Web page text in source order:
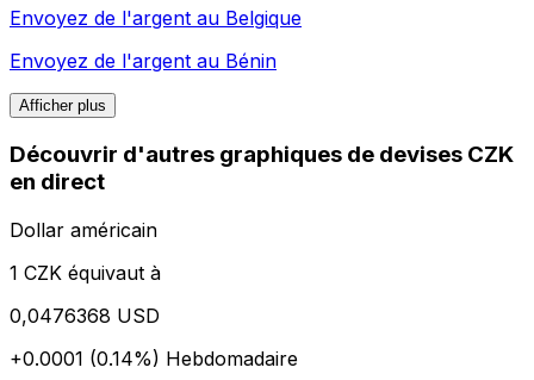
Envoyez de l'argent au Belgique
Envoyez de l'argent au Bénin
Afficher plus
Découvrir d'autres graphiques de devises CZK
en direct
Dollar américain
1 CZK équivaut à
0,0476368 USD
+0.0001 (0.14%) Hebdomadaire